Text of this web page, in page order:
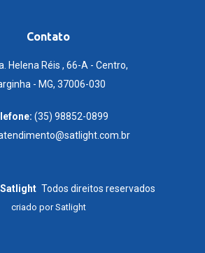
Contato
Helena Réis , 66-A - Centro,
- MG, 37006-030
(35) 98852-0899
Satlight Todos direitos reservados
criado porSatlight